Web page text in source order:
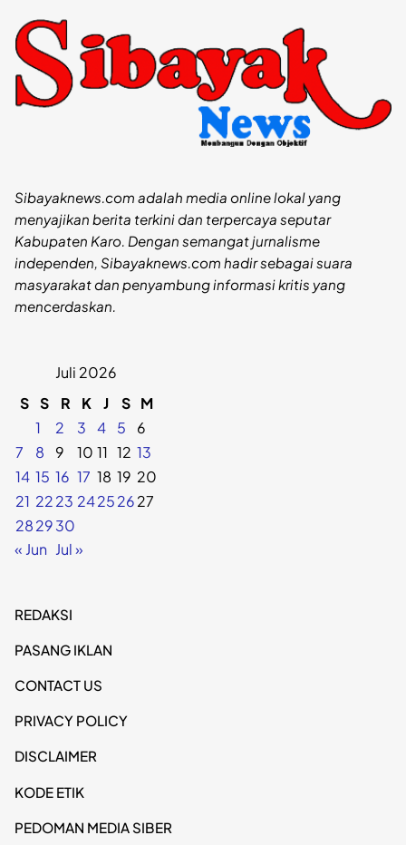
Sibayaknews.com adalah media online lokal yang
menyajikan berita terkini dan terpercaya seputar
Kabupaten Karo. Dengan semangat jurnalisme
independen, Sibayaknews.com hadir sebagai suara
masyarakat dan penyambung informasi kritis yang
mencerdaskan.
Juli 2026
S S R K J S M
1
2 3 4 5
6
7
8 9 10 11 12 13
14 15 16 17 18 19 20
21 2223 24252627
282930
« Jun Jul »
REDAKSI
PASANG IKLAN
CONTACT US
PRIVACY POLICY
DISCLAIMER
KODE ETIK
PEDOMAN MEDIA SIBER